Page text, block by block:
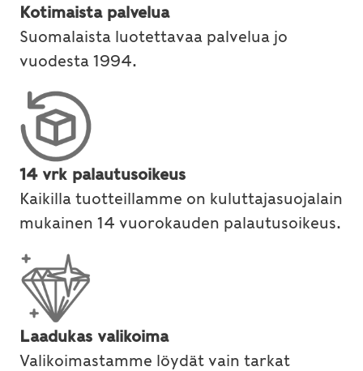
Kotimaista palvelua
Suomalaista luotettavaa palvelua jo
vuodesta 1994.
14 vrk palautusoikeus
Kaikilla tuotteillamme on kuluttajasuojalain
mukainen 14 vuorokauden palautusoikeus.
Laadukas valikoima
Valikoimastamme löydät vain tarkat